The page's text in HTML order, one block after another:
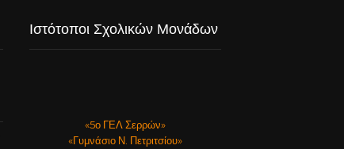
Ιστότοποι Σχολικών Μονάδων
«5ο ΓΕΛ Σερρών»
«Γυμνάσιο Ν. Πετριτσίου»